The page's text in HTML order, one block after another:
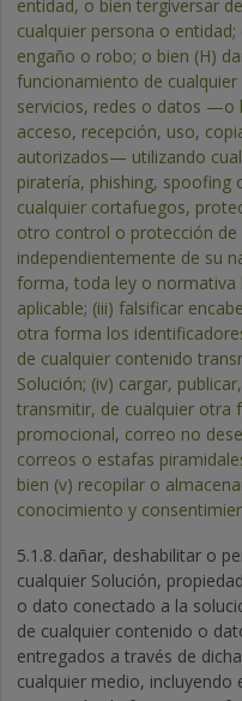
entidad, o bien tergiversar
cualquier persona o
engaño o robo; o bien (H)
funcionamiento de
servicios, redes o datos —o
acceso, recepción, uso,
autorizados— utilizando
piratería, phishing,
cualquier cortafuegos,
otro control o protección de
independientemente de su
forma, toda ley o normativa
aplicable; (iii) falsificar
otra forma los
de cualquier contenido
Solución; (iv) cargar,
transmitir, de cualquier otra
promocional, correo no
correos o estafas
bien (v) recopilar o
conocimiento y
5.1.8. dañar, deshabilitar o
cualquier Solución,
o dato conectado a la
de cualquier contenido o
entregados a través de
cualquier medio, incluyendo